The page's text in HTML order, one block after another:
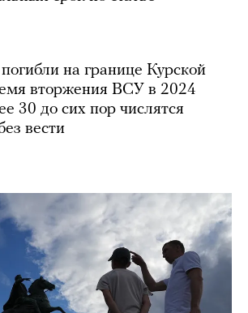
на границе Курской
вторжения ВСУ в 2024
30 до сих пор числятся
вести